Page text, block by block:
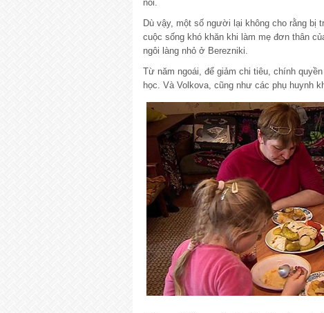
nói.
Dù vậy, một số người lại không cho rằng bị
cuộc sống khó khăn khi làm mẹ đơn thân
ngôi làng nhỏ ở Berezniki.
Từ năm ngoái, để giảm chi tiêu, chính
học. Và Volkova, cũng như các phụ huynh